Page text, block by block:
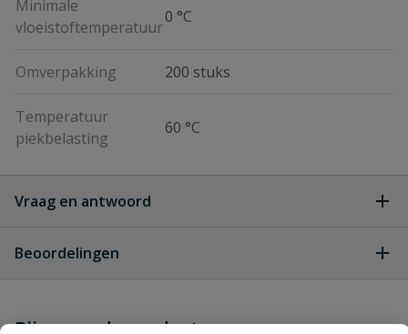
Minimale
vloeistoftemperatuur
0 °C
Omverpakking 200 stuks
Temperatuur
piekbelasting
60 °C
Vraag en antwoord
vraag
Beoordelingen
Bijpassende producten